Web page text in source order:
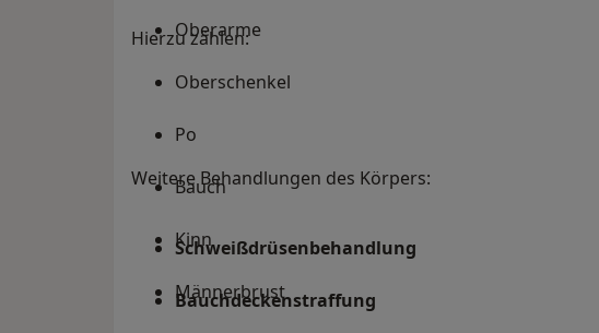
Hierzu zählen:
Oberarme
Oberschenkel
Po
Bauch
Kinn
Männerbrust
Weitere Behandlungen des Körpers:
Schweißdrüsenbehandlung
Bauchdeckenstraffung